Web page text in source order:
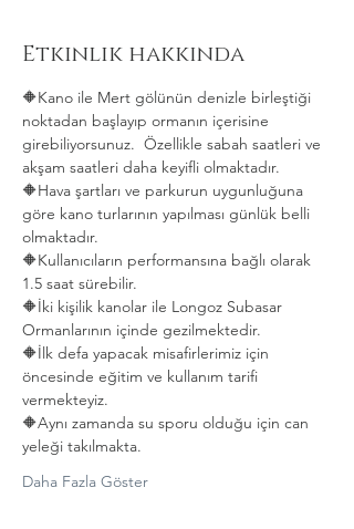
Etkinlik hakkında
🔶️Kano ile Mert gölünün denizle birleştiği
noktadan başlayıp ormanın içerisine
girebiliyorsunuz.  Özellikle sabah saatleri ve
akşam saatleri daha keyifli olmaktadır.
🔶️Hava şartları ve parkurun uygunluğuna
göre kano turlarının yapılması günlük belli
olmaktadır.
🔶️Kullanıcıların performansına bağlı olarak
1.5 saat sürebilir.
🔶️İki kişilik kanolar ile Longoz Subasar
Ormanlarının içinde gezilmektedir.
🔶️İlk defa yapacak misafirlerimiz için
öncesinde eğitim ve kullanım tarifi
vermekteyiz.
🔶️Aynı zamanda su sporu olduğu için can
yeleği takılmakta.
Daha Fazla Göster